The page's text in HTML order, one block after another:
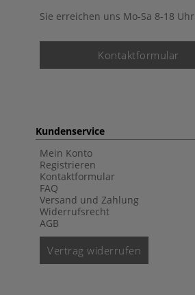
Sie erreichen uns Mo-Sa 8-18 Uhr
Kontaktformular
Kundenservice
Mein Konto
Registrieren
Kontaktformular
FAQ
Versand und Zahlung
Widerrufsrecht
AGB
Vertrag widerrufen